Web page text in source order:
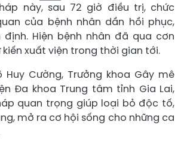
này, sau 72 giờ điều trị, chức
của bệnh nhân dần hồi phục,
Hiện bệnh nhân đã qua cơn
kiến xuất viện trong thời gian tới.
Huy Cường, Trưởng khoa Gây mê
Đa khoa Trung tâm tỉnh Gia Lai,
quan trọng giúp loại bỏ độc tố,
mở ra cơ hội sống cho những ca